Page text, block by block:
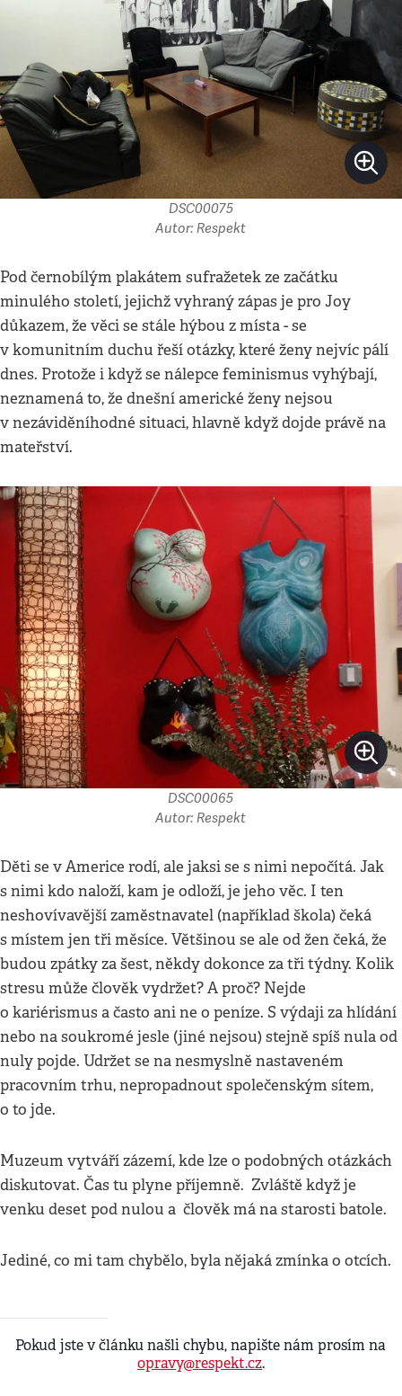
DSC00075
Autor: Respekt
Pod černobílým plakátem sufražetek ze začátku
minulého století, jejichž vyhraný zápas je pro Joy
důkazem, že věci se stále hýbou z místa - se
v komunitním duchu řeší otázky, které ženy nejvíc pálí
dnes. Protože i když se nálepce feminismus vyhýbají,
neznamená to, že dnešní americké ženy nejsou
v nezáviděníhodné situaci, hlavně když dojde právě na
mateřství.
DSC00065
Autor: Respekt
Děti se v Americe rodí, ale jaksi se s nimi nepočítá. Jak
s nimi kdo naloží, kam je odloží, je jeho věc. I ten
neshovívavější zaměstnavatel (například škola) čeká
s místem jen tři měsíce. Většinou se ale od žen čeká, že
budou zpátky za šest, někdy dokonce za tři týdny. Kolik
stresu může člověk vydržet? A proč? Nejde
o kariérismus a často ani ne o peníze. S výdaji za hlídání
nebo na soukromé jesle (jiné nejsou) stejně spíš nula od
nuly pojde. Udržet se na nesmyslně nastaveném
pracovním trhu, nepropadnout společenským sítem,
o to jde.
Muzeum vytváří zázemí, kde lze o podobných otázkách
diskutovat. Čas tu plyne příjemně. Zvláště když je
venku deset pod nulou a člověk má na starosti batole.
Jediné, co mi tam chybělo, byla nějaká zmínka o otcích.
Pokud jste v článku našli chybu, napište nám prosím na
opravy@respekt.cz.